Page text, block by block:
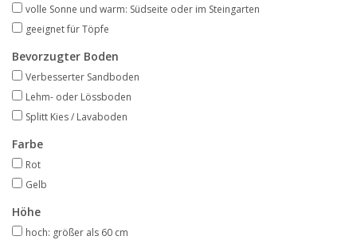
Bodenverbesserung
SONSTIGE PRODUKTE
Beratung
Unser Garten!
Starke Zwiebel Tage
volle Sonne und warm: Südseite oder im Steingarten
geeignet für Töpfe
Bevorzugter Boden
Verbesserter Sandboden
Lehm- oder Lössboden
Splitt Kies / Lavaboden
Farbe
Rot
Gelb
Höhe
hoch: größer als 60 cm